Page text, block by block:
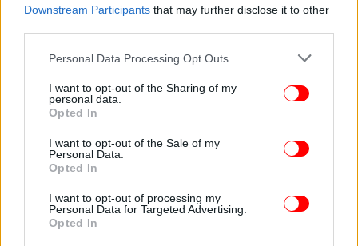
Downstream Participants that may further disclose it to other
Please note that this website/app uses one or more Google
not limited to your visit or usage behaviour. You may click to
grant or deny consent to Google and its third-party tags to
use your data for below specified purposes in below Google
consent section.
Personal Data Processing Opt Outs
I want to opt-out of the Sharing of my
personal data.
Opted In
I want to opt-out of the Sale of my
Personal Data.
Opted In
I want to opt-out of processing my
Personal Data for Targeted Advertising.
Opted In
δικαίωμα για ερωτήσεις.
Φωτογραφία: AP